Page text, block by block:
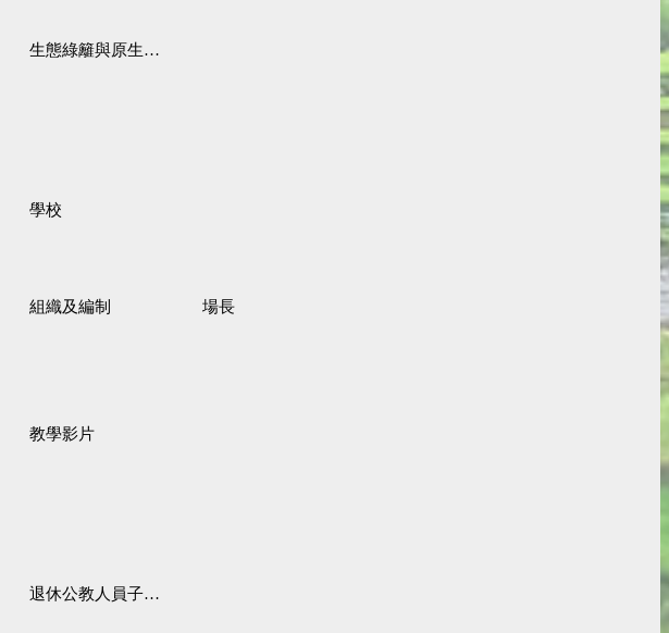
生態綠籬與原生野花植生毯
學校
組織及編制 場長
教學影片
退休公教人員子女教育補助規定